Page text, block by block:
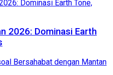
2026: Dominasi Earth